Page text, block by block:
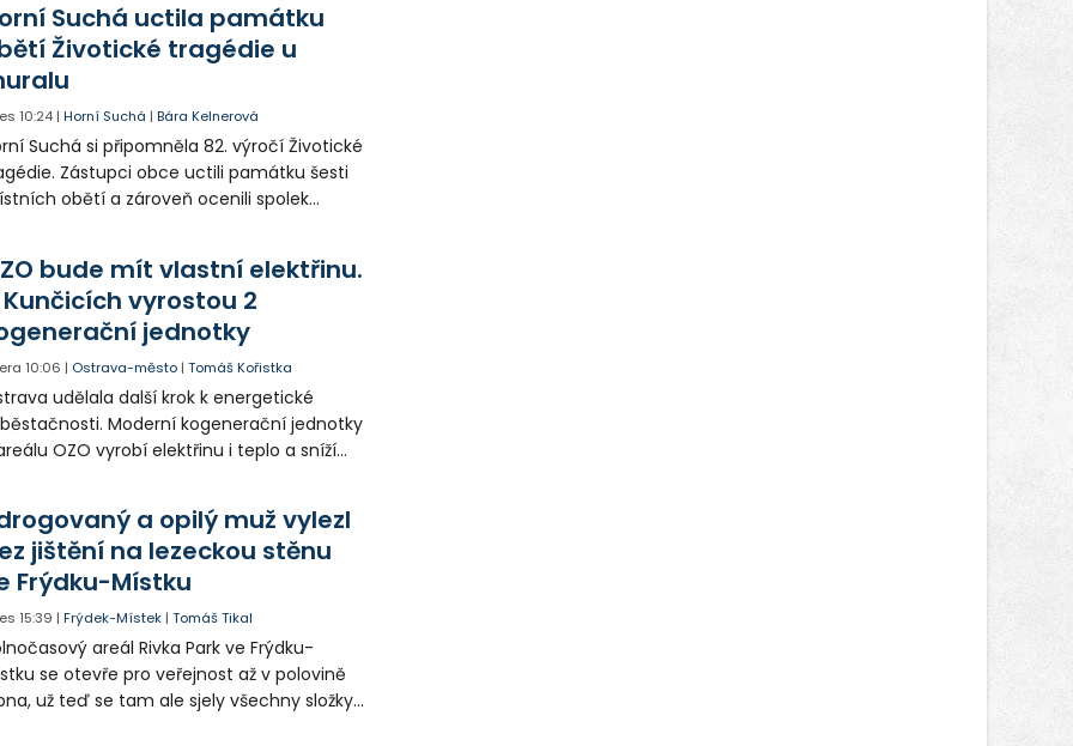
Suchá uctila památku
Životické tragédie u
10:24 |Horní Suchá |Bára Kelnerová
Suchá si připomněla 82. výročí Životické
Zástupci obce uctili památku šesti
obětí a zároveň ocenili spolek
bude mít vlastní elektřinu.
Kunčicích vyrostou 2
jednotky
10:06 | Ostrava-město |Tomáš Kořistka
udělala další krok k energetické
Moderní kogenerační jednotky
OZO vyrobí elektřinu i teplo a sníží
a opilý muž vylezl
jištění na lezeckou stěnu
Frýdku-Místku
15:39 |Frýdek-Místek |Tomáš Tikal
areál Rivka Park ve Frýdku-
se otevře pro veřejnost až v polovině
už teď se tam ale sjely všechny složky